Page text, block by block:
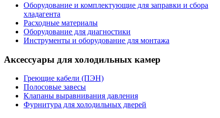
Оборудование и комплектующие для заправки и сбора
хладагента
Расходные материалы
Оборудование для диагностики
Инструменты и оборудование для монтажа
Аксессуары для холодильных камер
Греющие кабели (ПЭН)
Полосовые завесы
Клапаны выравнивания давления
Фурнитура для холодильных дверей